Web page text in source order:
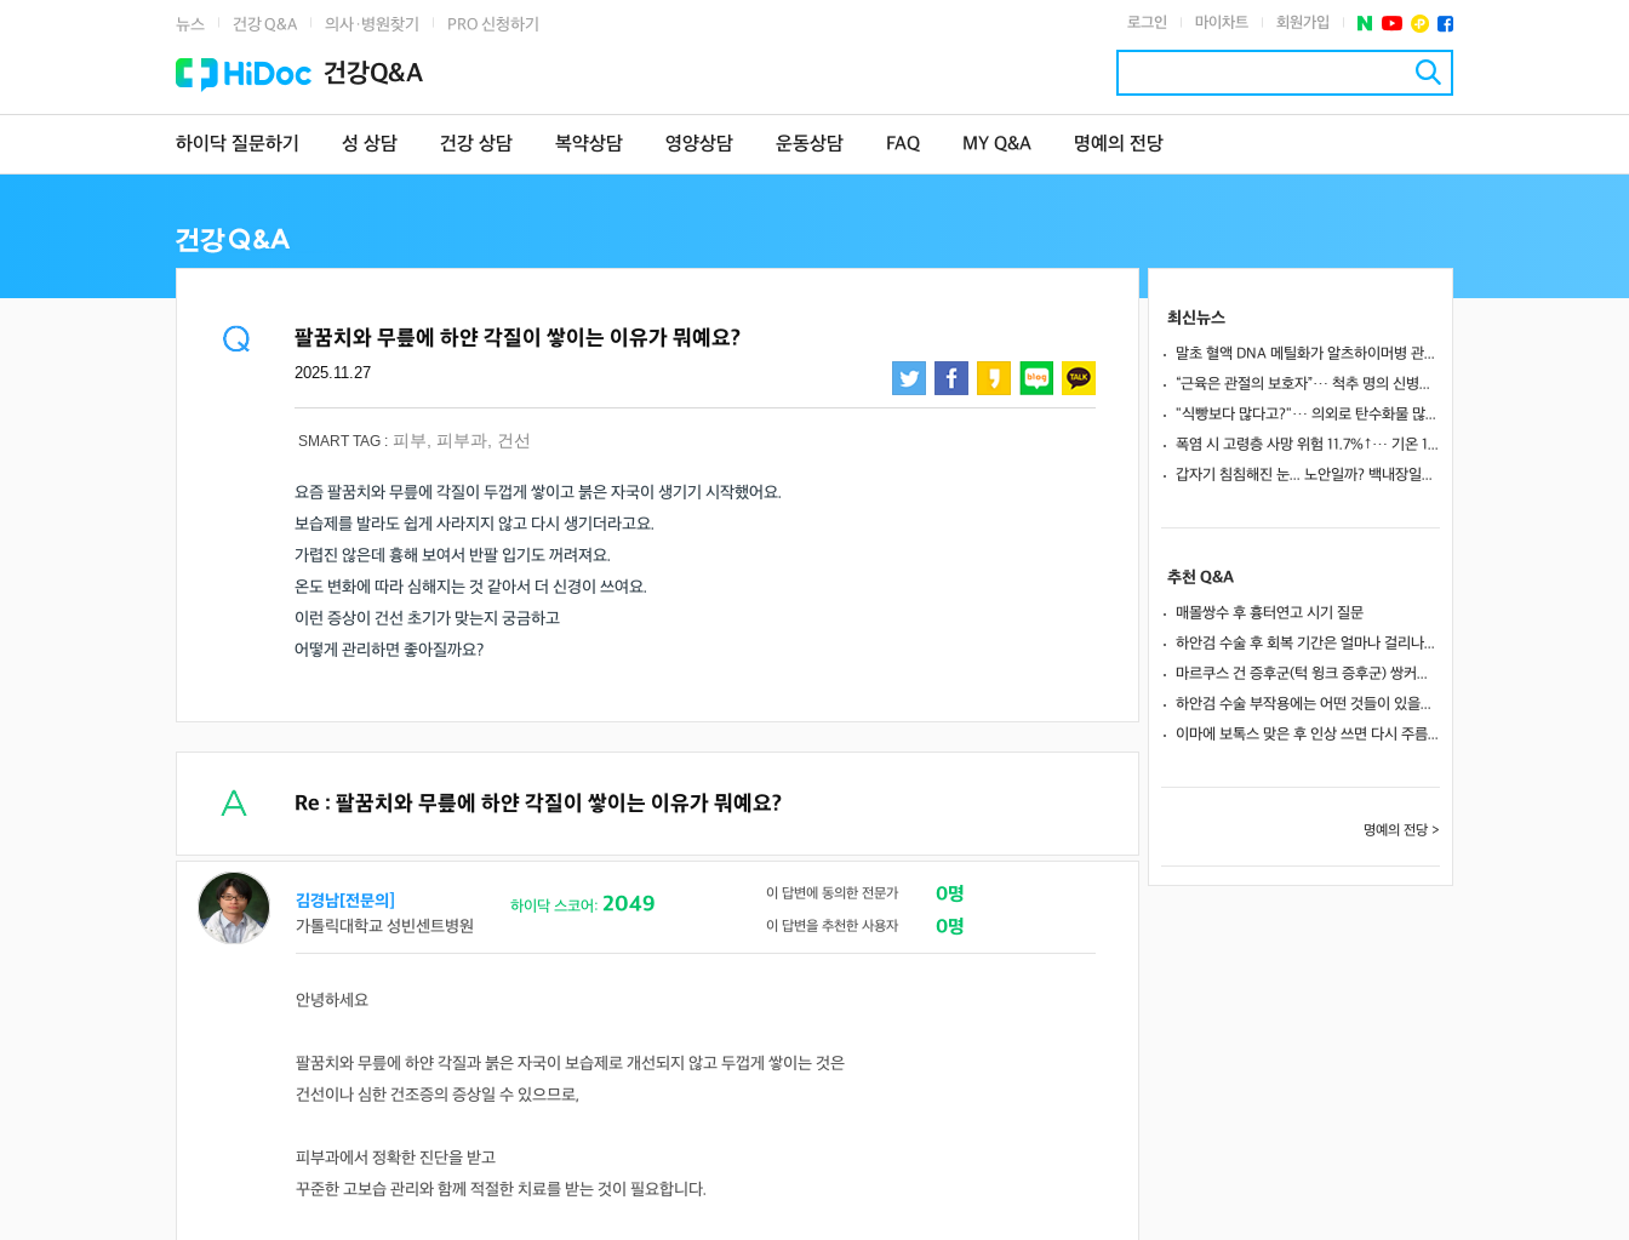
뉴스 건강 Q&A 의사·병원찾기 PRO 신청하기 로그인 마이차트 회원가입
건강Q&A
하이닥 질문하기 성 상담 건강 상담 복약상담 영양상담 운동상담 FAQ MY Q&A 명예의 전당
팔꿈치와 무릎에 하얀 각질이 쌓이는 이유가 뭐예요?
2025.11.27
SMART TAG : 피부 피부과 건선
요즘 팔꿈치와 무릎에 각질이 두껍게 쌓이고 붉은 자국이 생기기 시작했어요.
보습제를 발라도 쉽게 사라지지 않고 다시 생기더라고요.
가렵진 않은데 흉해 보여서 반팔 입기도 꺼려져요.
온도 변화에 따라 심해지는 것 같아서 더 신경이 쓰여요.
이런 증상이 건선 초기가 맞는지 궁금하고
어떻게 관리하면 좋아질까요?
Re : 팔꿈치와 무릎에 하얀 각질이 쌓이는 이유가 뭐예요?
김경남[전문의]
가톨릭대학교 성빈센트병원
하이닥 스코어: 2049 이 답변에 동의한 전문가 0명
이 답변을 추천한 사용자 0명
안녕하세요
팔꿈치와 무릎에 하얀 각질과 붉은 자국이 보습제로 개선되지 않고 두껍게 쌓이는 것은
건선이나 심한 건조증의 증상일 수 있으므로,
피부과에서 정확한 진단을 받고
꾸준한 고보습 관리와 함께 적절한 치료를 받는 것이 필요합니다.
최신뉴스
말초 혈액 DNA 메틸화가 알츠하이머병 관련 뇌영상·인지 지표와 연관될까
“근육은 관절의 보호자”… 척추 명의 신병준 교수가 말하는 하체 근육의 힘 [평생운동연구소]
"식빵보다 많다고?"… 의외로 탄수화물 많은 식품 4
폭염 시 고령층 사망 위험 11.7%↑… 기온 1도 오를 때마다 위험 높아져
갑자기 침침해진 눈... 노안일까? 백내장일까?
추천 Q&A
매몰쌍수 후 흉터연고 시기 질문
하안검 수술 후 회복 기간은 얼마나 걸리나요?
마르쿠스 건 증후군(턱 윙크 증후군) 쌍커풀 수술 가능 여부
하안검 수술 부작용에는 어떤 것들이 있을까요?
이마에 보톡스 맞은 후 인상 쓰면 다시 주름이 생길까요?
명예의 전당 >